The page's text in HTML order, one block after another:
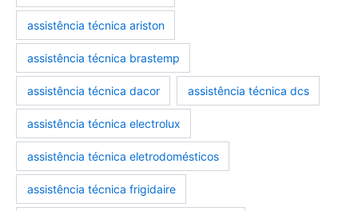
assistência técnica ariston
assistência técnica brastemp
assistência técnica dacor assistência técnica dcs
assistência técnica electrolux
assistência técnica eletrodomésticos
assistência técnica frigidaire